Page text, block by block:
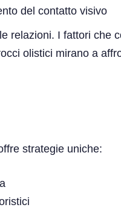
del contatto visivo
relazioni. I fattori che
olistici mirano a
strategie uniche: